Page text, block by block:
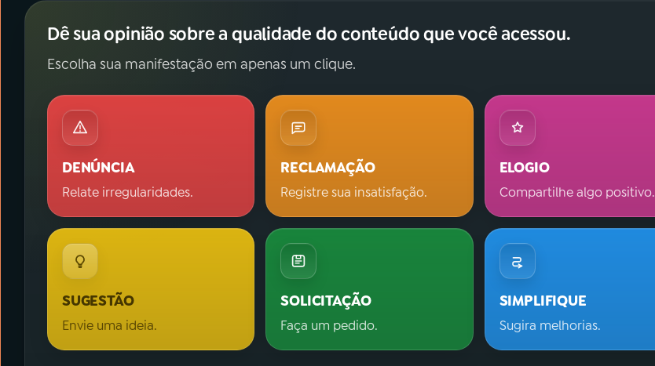
Dê sua opinião sobre a qualidade do conteúdo que você acessou.
Escolha sua manifestação em apenas um clique.
DENÚNCIA
Relate irregularidades.
RECLAMAÇÃO
Registre sua insatisfação.
ELOGIO
Compartilhe algo positivo.
SUGESTÃO
Envie uma ideia.
SOLICITAÇÃO
Faça um pedido.
SIMPLIFIQUE
Sugira melhorias.